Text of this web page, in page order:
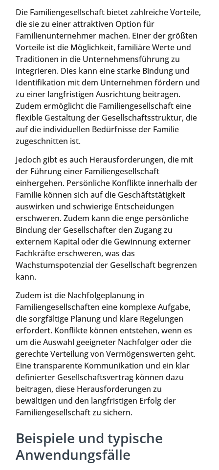
Die Familiengesellschaft bietet zahlreiche Vorteile,
die sie zu einer attraktiven Option für
Familienunternehmer machen. Einer der größten
Vorteile ist die Möglichkeit, familiäre Werte und
Traditionen in die Unternehmensführung zu
integrieren. Dies kann eine starke Bindung und
Identifikation mit dem Unternehmen fördern und
zu einer langfristigen Ausrichtung beitragen.
Zudem ermöglicht die Familiengesellschaft eine
flexible Gestaltung der Gesellschaftsstruktur, die
auf die individuellen Bedürfnisse der Familie
zugeschnitten ist.
Jedoch gibt es auch Herausforderungen, die mit
der Führung einer Familiengesellschaft
einhergehen. Persönliche Konflikte innerhalb der
Familie können sich auf die Geschäftstätigkeit
auswirken und schwierige Entscheidungen
erschweren. Zudem kann die enge persönliche
Bindung der Gesellschafter den Zugang zu
externem Kapital oder die Gewinnung externer
Fachkräfte erschweren, was das
Wachstumspotenzial der Gesellschaft begrenzen
kann.
Zudem ist die Nachfolgeplanung in
Familiengesellschaften eine komplexe Aufgabe,
die sorgfältige Planung und klare Regelungen
erfordert. Konflikte können entstehen, wenn es
um die Auswahl geeigneter Nachfolger oder die
gerechte Verteilung von Vermögenswerten geht.
Eine transparente Kommunikation und ein klar
definierter Gesellschaftsvertrag können dazu
beitragen, diese Herausforderungen zu
bewältigen und den langfristigen Erfolg der
Familiengesellschaft zu sichern.
Beispiele und typische
Anwendungsfälle